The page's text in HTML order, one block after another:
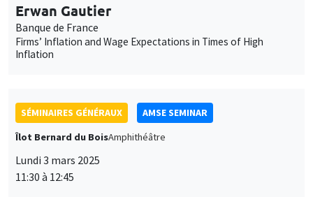
Erwan Gautier
Banque de France
Firms’ Inflation and Wage Expectations in Times of High
Inflation
SÉMINAIRES GÉNÉRAUX
AMSE SEMINAR
Îlot Bernard du BoisAmphithéâtre
Lundi 3 mars 2025
11:30 à 12:45